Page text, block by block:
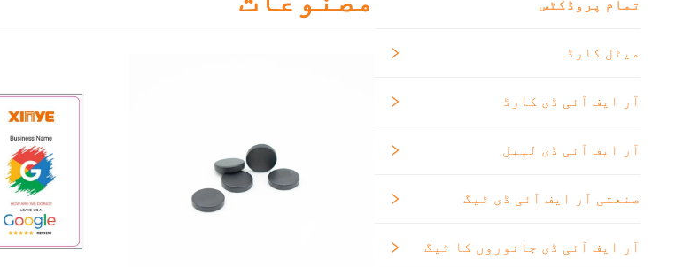
تمام پروڈکٹس
میٹل کارڈ
آر ایف آئی ڈی کارڈ
آر ایف آئی ڈی لیبل
صنعتی آر ایف آئی ڈی ٹیگ
آر ایف آئی ڈی جانوروں کا ٹیگ